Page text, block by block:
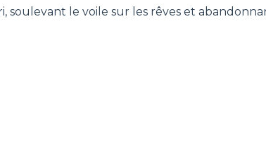
le voile sur les rêves et